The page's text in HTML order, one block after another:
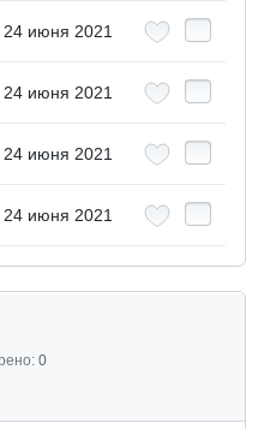
24 июня 2021
24 июня 2021
24 июня 2021
24 июня 2021
0